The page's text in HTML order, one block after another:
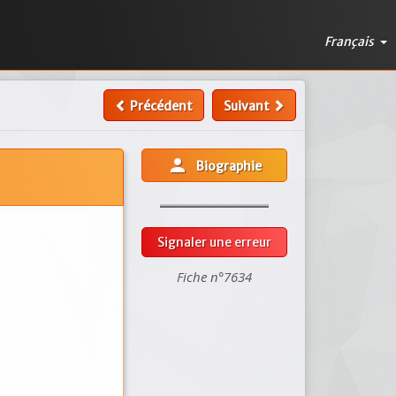
Français
Précédent Suivant
person Biographie
Signaler une erreur
Fiche n°7634